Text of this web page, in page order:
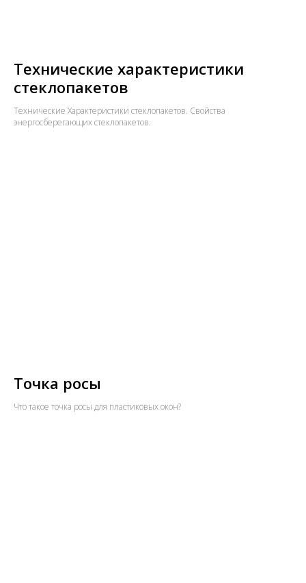
Технические характеристики
стеклопакетов
Технические Характеристики стеклопакетов. Свойства
энергосберегающих стеклопакетов.
Точка росы
Что такое точка росы для пластиковых окон?